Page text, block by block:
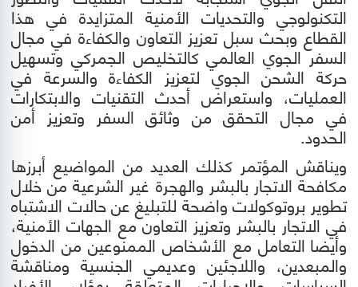
التكنولوجي والتحديات الأمنية المتزايدة في هذا
القطاع وبحث سبلتعزيز التعاون والكفاءة في مجال
السفر الجوي العالمي كالتخليص الجمركي وتسهيل
حركة الشحن الجوي لتعزيز الكفاءة والسرعة في
العمليات، واستعراض أحدث التقنيات والابتكارات
في مجال التحقق من وثائق السفر وتعزيز أمن
الحدود.
ويناقش المؤتمر كذلك العديد من المواضيع أبرزها
مكافحة الاتجار بالبشر والهجرة غير الشرعية من خلال
تطوير بروتوكولات واضحة للتبليغ عن حالات الاشتباه
في الاتجار بالبشر وتعزيز التعاون مع الجهات الأمنية،
وأيضا التعامل مع الأشخاص الممنوعين من الدخول
والمبعدين، واللاجئين وعديمي الجنسية ومناقشة